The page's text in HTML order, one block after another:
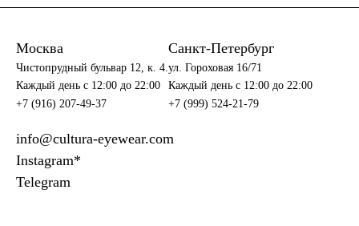
Москва
Чистопрудный бульвар 12, к. 4.
Каждый день c 12:00 до 22:00
+7 (916) 207-49-37
Санкт-Петербург
ул. Гороховая 16/71
Каждый день c 12:00 до 22:00
+7 (999) 524-21-79
info@cultura-eyewear.com
Instagram*
Telegram